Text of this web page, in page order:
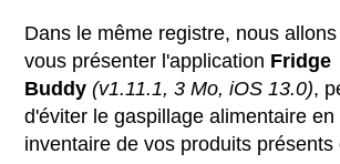
Dans le même registre, nous
vous présenter l'application Fridge
Buddy (v1.11.1, 3 Mo, iOS 13.0),
d'éviter le gaspillage alimentaire en
inventaire de vos produits présents